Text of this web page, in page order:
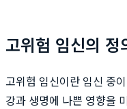
고위험 임신의 정
고위험 임신이란 임신 중
강과 생명에 나쁜 영향을